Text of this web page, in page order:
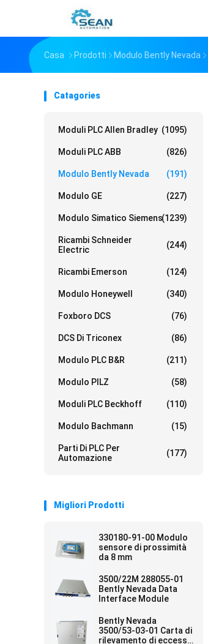
Casa Prodotti Modulo Bently Nevada
Catagories
Moduli PLC Allen Bradley (1095)
Moduli PLC ABB (826)
Modulo Bently Nevada (191)
Modulo GE (227)
Modulo Simatico Siemens(1239)
Ricambi Schneider
Electric
(244)
Ricambi Emerson (124)
Modulo Honeywell (340)
Foxboro DCS (76)
DCS Di Triconex (86)
Modulo PLC B&R (211)
Modulo PILZ (58)
Moduli PLC Beckhoff (110)
Modulo Bachmann (15)
Parti Di PLC Per
Automazione
(177)
Migliori Prodotti
330180-91-00 Modulo
sensore di prossimità
da 8 mm
3500/22M 288055-01
Bently Nevada Data
Interface Module
Bently Nevada
3500/53-03-01 Carta di
rilevamento di eccesso